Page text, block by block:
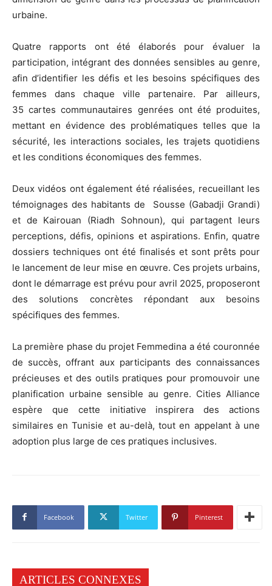
urbaine.
Quatre rapports ont été élaborés pour évaluer la
participation, intégrant des données sensibles au genre,
afin d’identifier les défis et les besoins spécifiques des
femmes dans chaque ville partenaire. Par ailleurs,
35 cartes communautaires genrées ont été produites,
mettant en évidence des problématiques telles que la
sécurité, les interactions sociales, les trajets quotidiens
et les conditions économiques des femmes.
Deux vidéos ont également été réalisées, recueillant les
témoignages des habitants de Sousse (Gabadji Grandi)
et de Kairouan (Riadh Sohnoun), qui partagent leurs
perceptions, défis, opinions et aspirations. Enfin, quatre
dossiers techniques ont été finalisés et sont prêts pour
le lancement de leur mise en œuvre. Ces projets urbains,
dont le démarrage est prévu pour avril 2025, proposeront
des solutions concrètes répondant aux besoins
spécifiques des femmes.
La première phase du projet Femmedina a été couronnée
de succès, offrant aux participants des connaissances
précieuses et des outils pratiques pour promouvoir une
planification urbaine sensible au genre. Cities Alliance
espère que cette initiative inspirera des actions
similaires en Tunisie et au-delà, tout en appelant à une
adoption plus large de ces pratiques inclusives.
Facebook Twitter Pinterest
ARTICLES CONNEXES